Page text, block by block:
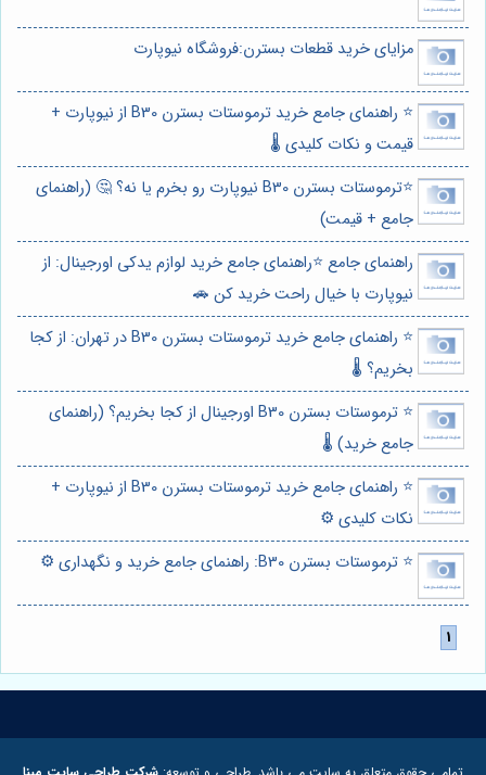
مزایای خرید قطعات بسترن:فروشگاه نیوپارت
⭐️ راهنمای جامع خرید ترموستات بسترن B30 از نیوپارت +
قیمت و نکات کلیدی 🌡️
⭐️ترموستات بسترن B30 نیوپارت رو بخرم یا نه؟ 🤔 (راهنمای
جامع + قیمت)
راهنمای جامع ⭐️راهنمای جامع خرید لوازم یدکی اورجینال: از
نیوپارت با خیال راحت خرید کن 🚗
⭐️ راهنمای جامع خرید ترموستات بسترن B30 در تهران: از کجا
بخریم؟ 🌡️
⭐️ ترموستات بسترن B30 اورجینال از کجا بخریم؟ (راهنمای
جامع خرید) 🌡️
⭐️ راهنمای جامع خرید ترموستات بسترن B30 از نیوپارت +
نکات کلیدی ⚙️
⭐️ ترموستات بسترن B30: راهنمای جامع خرید و نگهداری ⚙️